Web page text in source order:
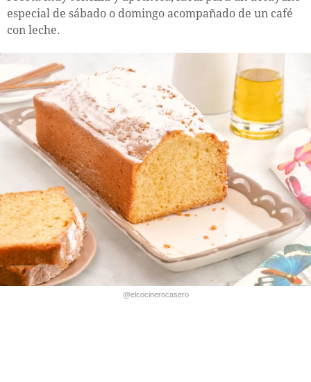
especial de sábado o domingo acompañado de un café
con leche.
@elcocinerocasero